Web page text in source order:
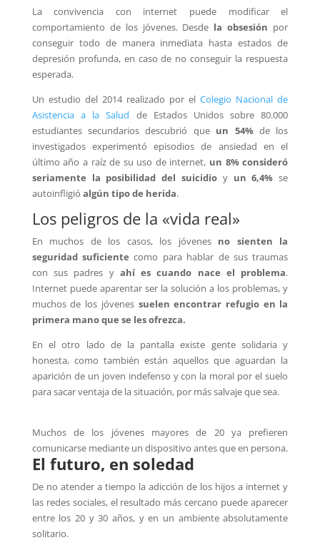
La convivencia con internet puede modificar el
comportamiento de los jóvenes. Desde la obsesión por
conseguir todo de manera inmediata hasta estados de
depresión profunda, en caso de no conseguir la respuesta
esperada.
Un estudio del 2014 realizado por elColegio Nacional de
Asistencia a la Salud de Estados Unidos sobre 80.000
estudiantes secundarios descubrió que un 54%de los
investigados experimentó episodios de ansiedad en el
último año a raíz de su uso de internet, un 8% consideró
seriamente la posibilidad del suicidio y un 6,4% se
autoinfligió algún tipo de herida.
Los peligros de la «vida real»
En muchos de los casos, los jóvenes no sienten la
seguridad suficiente como para hablar de sus traumas
con sus padres y ahí es cuando nace el problema.
Internet puede aparentar ser la solución a los problemas, y
muchos de los jóvenes suelen encontrar refugio en la
primera mano que se les ofrezca.
En el otro lado de la pantalla existe gente solidaria y
honesta, como también están aquellos que aguardan la
aparición de un joven indefenso y con la moral por el suelo
para sacar ventaja de la situación, por más salvaje que sea.
Muchos de los jóvenes mayores de 20 ya prefieren
comunicarse mediante un dispositivo antes que en persona.
El futuro, en soledad
De no atender a tiempo la adicción de los hijos a internet y
las redes sociales, el resultado más cercano puede aparecer
entre los 20 y 30 años, y en un ambiente absolutamente
solitario.